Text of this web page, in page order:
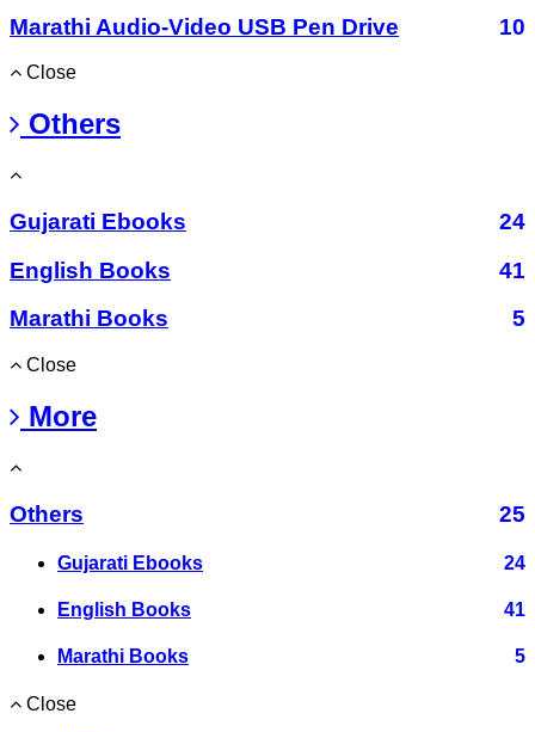
Marathi Audio-Video USB Pen Drive
10
Close
Others
Gujarati Ebooks
24
English Books
41
Marathi Books
5
Close
More
Others 25
Gujarati Ebooks 24
English Books 41
Marathi Books 5
Close